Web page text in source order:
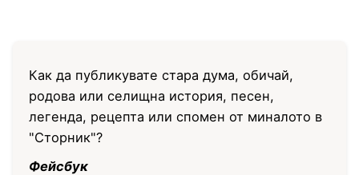
Как да публикувате стара дума, обичай,
родова или селищна история, песен,
легенда, рецепта или спомен от миналото в
"Сторник"?
Фейсбук